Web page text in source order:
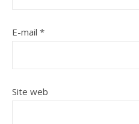
E-mail *
Site web